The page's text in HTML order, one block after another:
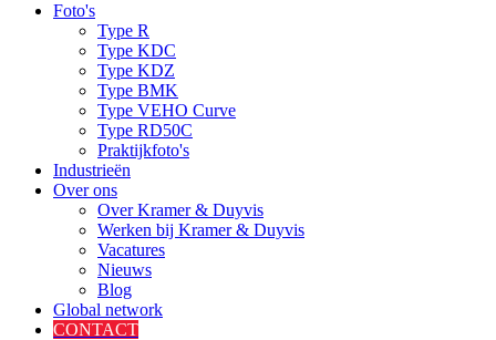
Foto's
Type R
Type KDC
Type KDZ
Type BMK
Type VEHO Curve
Type RD50C
Praktijkfoto's
Industrieën
Over ons
Over Kramer & Duyvis
Werken bij Kramer & Duyvis
Vacatures
Nieuws
Blog
Global network
CONTACT